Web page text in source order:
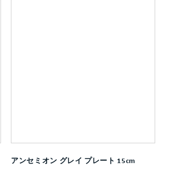
アンセミオン グレイ プレート 15cm